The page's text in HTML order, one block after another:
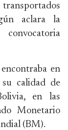
aclara la
en
calidad de
en las
Monetario
(BM).